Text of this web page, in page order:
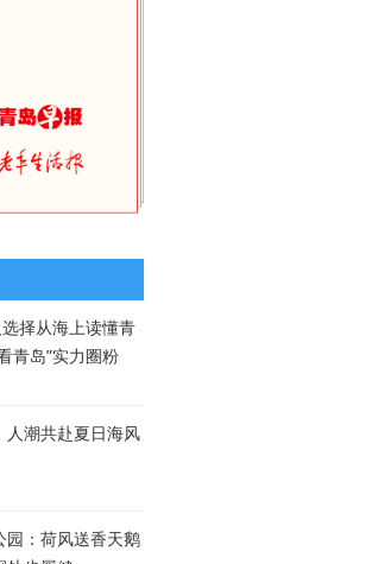
择从海上读懂青
青岛”实力圈粉
人潮共赴夏日海风
园：荷风送香天鹅